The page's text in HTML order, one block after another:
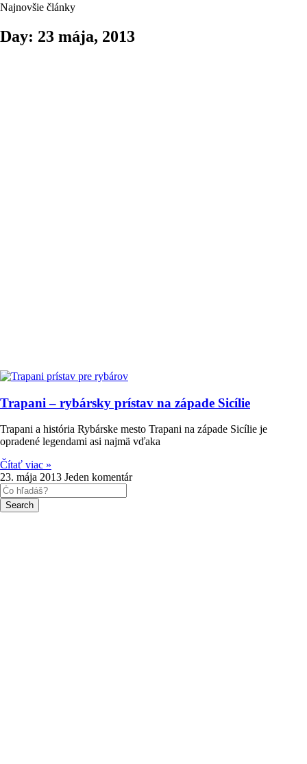
Najnovšie články
Day: 23 mája, 2013
Trapani – rybársky prístav na západe Sicílie
Trapani a história Rybárske mesto Trapani na západe Sicílie je
opradené legendami asi najmä vďaka
Čítať viac »
23. mája 2013 Jeden komentár
Search